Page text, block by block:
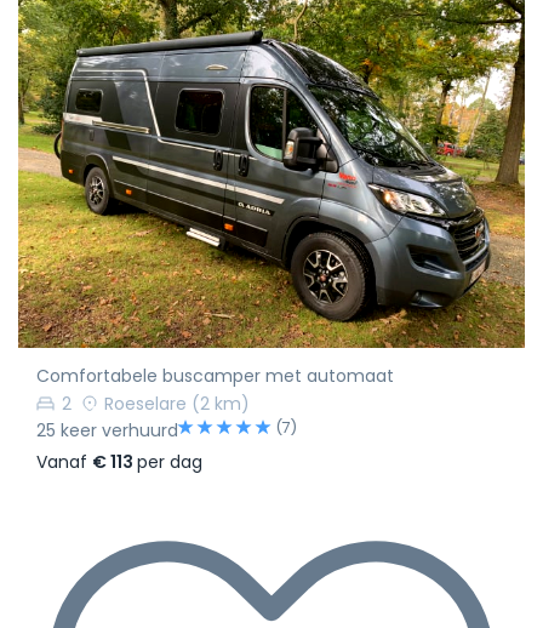
Comfortabele buscamper met automaat
2
Roeselare (2 km)
25 keer verhuurd
(7)
Vanaf € 113 per dag